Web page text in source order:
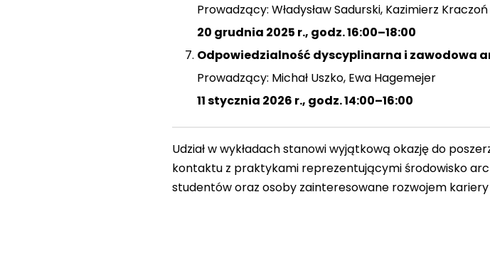
Prowadzący: Władysław Sadurski, Kazimierz Kraczoń
20 grudnia 2025 r., godz. 16:00–18:00
Odpowiedzialność dyscyplinarna i zawodowa
Prowadzący: Michał Uszko, Ewa Hagemejer
11 stycznia 2026 r., godz. 14:00–16:00
Udział w wykładach stanowi wyjątkową okazję do
kontaktu z praktykami reprezentującymi środowisko
studentów oraz osoby zainteresowane rozwojem